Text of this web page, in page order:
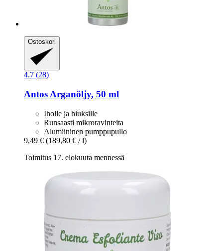
Ostoskori
4.7 (28)
Antos Arganöljy, 50 ml
Iholle ja hiuksille
Runsaasti mikroravinteita
Alumiininen pumppupullo
9,49 € (189,80 € / l)
Toimitus 17. elokuuta mennessä